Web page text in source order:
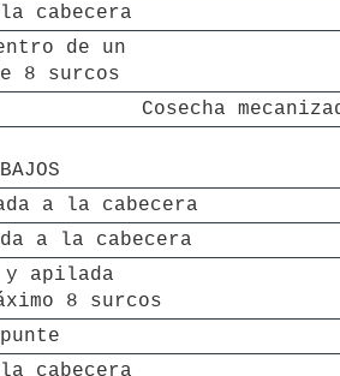
cabecera
de un
8 surcos
Cosecha
a la cabecera
a la cabecera
y apilada
8 surcos
cabecera